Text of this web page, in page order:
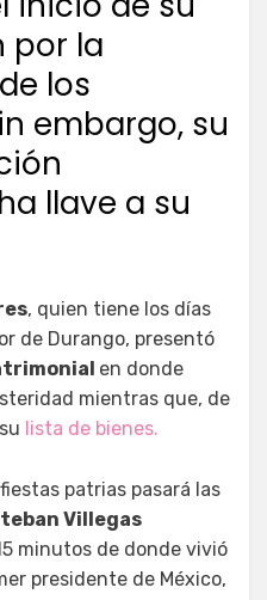
por la
los
embargo, su
llave a su
, quien tiene los días
de Durango, presentó
en donde
mientras que, de
lista de bienes.
patrias pasará las
Villegas
minutos de donde vivió
presidente de México,